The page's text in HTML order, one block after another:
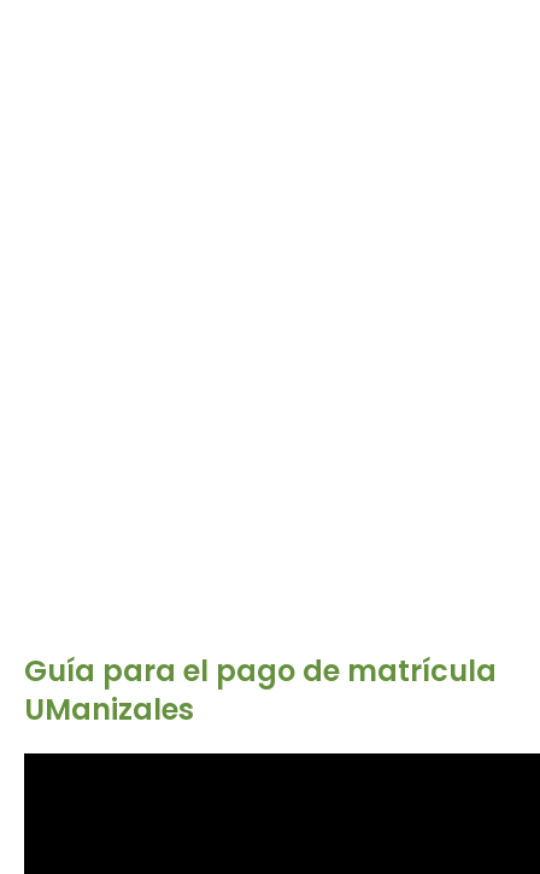
Guía para el pago de matrícula
UManizales